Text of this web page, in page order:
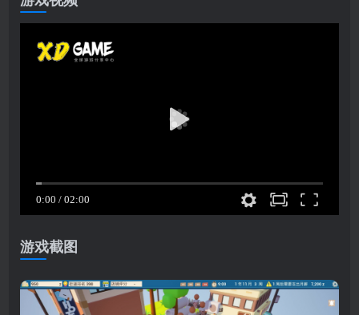
游戏截图